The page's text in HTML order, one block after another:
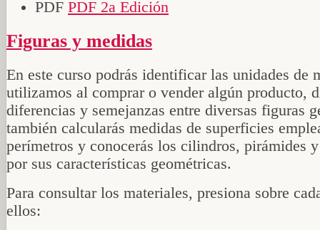
PDF PDF 2a Edición
Figuras y medidas
En este curso podrás identificar las unidades de
utilizamos al comprar o vender algún producto,
diferencias y semejanzas entre diversas figuras
también calcularás medidas de superficies
perímetros y conocerás los cilindros, pirámides
por sus características geométricas.
Para consultar los materiales, presiona sobre
ellos: